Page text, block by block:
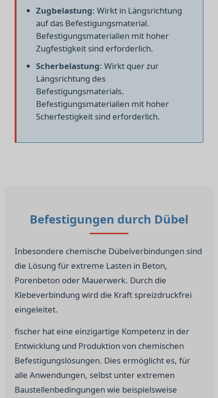
Zugbelastung: Wirkt in Längsrichtung
auf das Befestigungsmaterial.
Befestigungsmaterialien mit hoher
Zugfestigkeit sind erforderlich.
Scherbelastung: Wirkt quer zur
Längsrichtung des
Befestigungsmaterials.
Befestigungsmaterialien mit hoher
Scherfestigkeit sind erforderlich.
Befestigungen durch Dübel
Inbesondere chemische Dübelverbindungen sind
die Lösung für extreme Lasten in Beton,
Porenbeton oder Mauerwerk. Durch die
Klebeverbindung wird die Kraft spreizdruckfrei
eingeleitet.
fischer hat eine einzigartige Kompetenz in der
Entwicklung und Produktion von chemischen
Befestigungslösungen. Dies ermöglicht es, für
alle Anwendungen, selbst unter extremen
Baustellenbedingungen wie beispielsweise